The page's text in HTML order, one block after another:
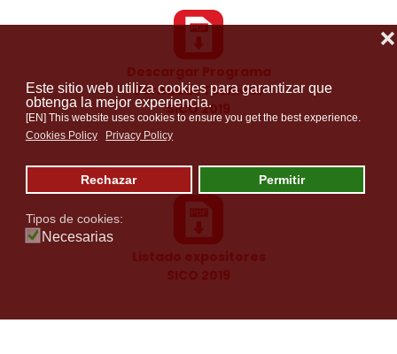
Este sitio web utiliza cookies para garantizar que
obtenga la mejor experiencia.
[EN] This website uses cookies to ensure you get the best experience.
Cookies Policy
Privacy Policy
Rechazar Permitir
❌
Tipos de cookies:
Necesarias
Jornadas Técnicas
SICO 2019